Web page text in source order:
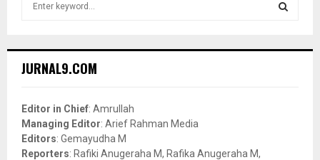
h
o
r
:
JURNAL9.COM
Editor in Chief: Amrullah
Managing Editor: Arief Rahman Media
Editors: Gemayudha M
Reporters: Rafiki Anugeraha M, Rafika Anugeraha M,